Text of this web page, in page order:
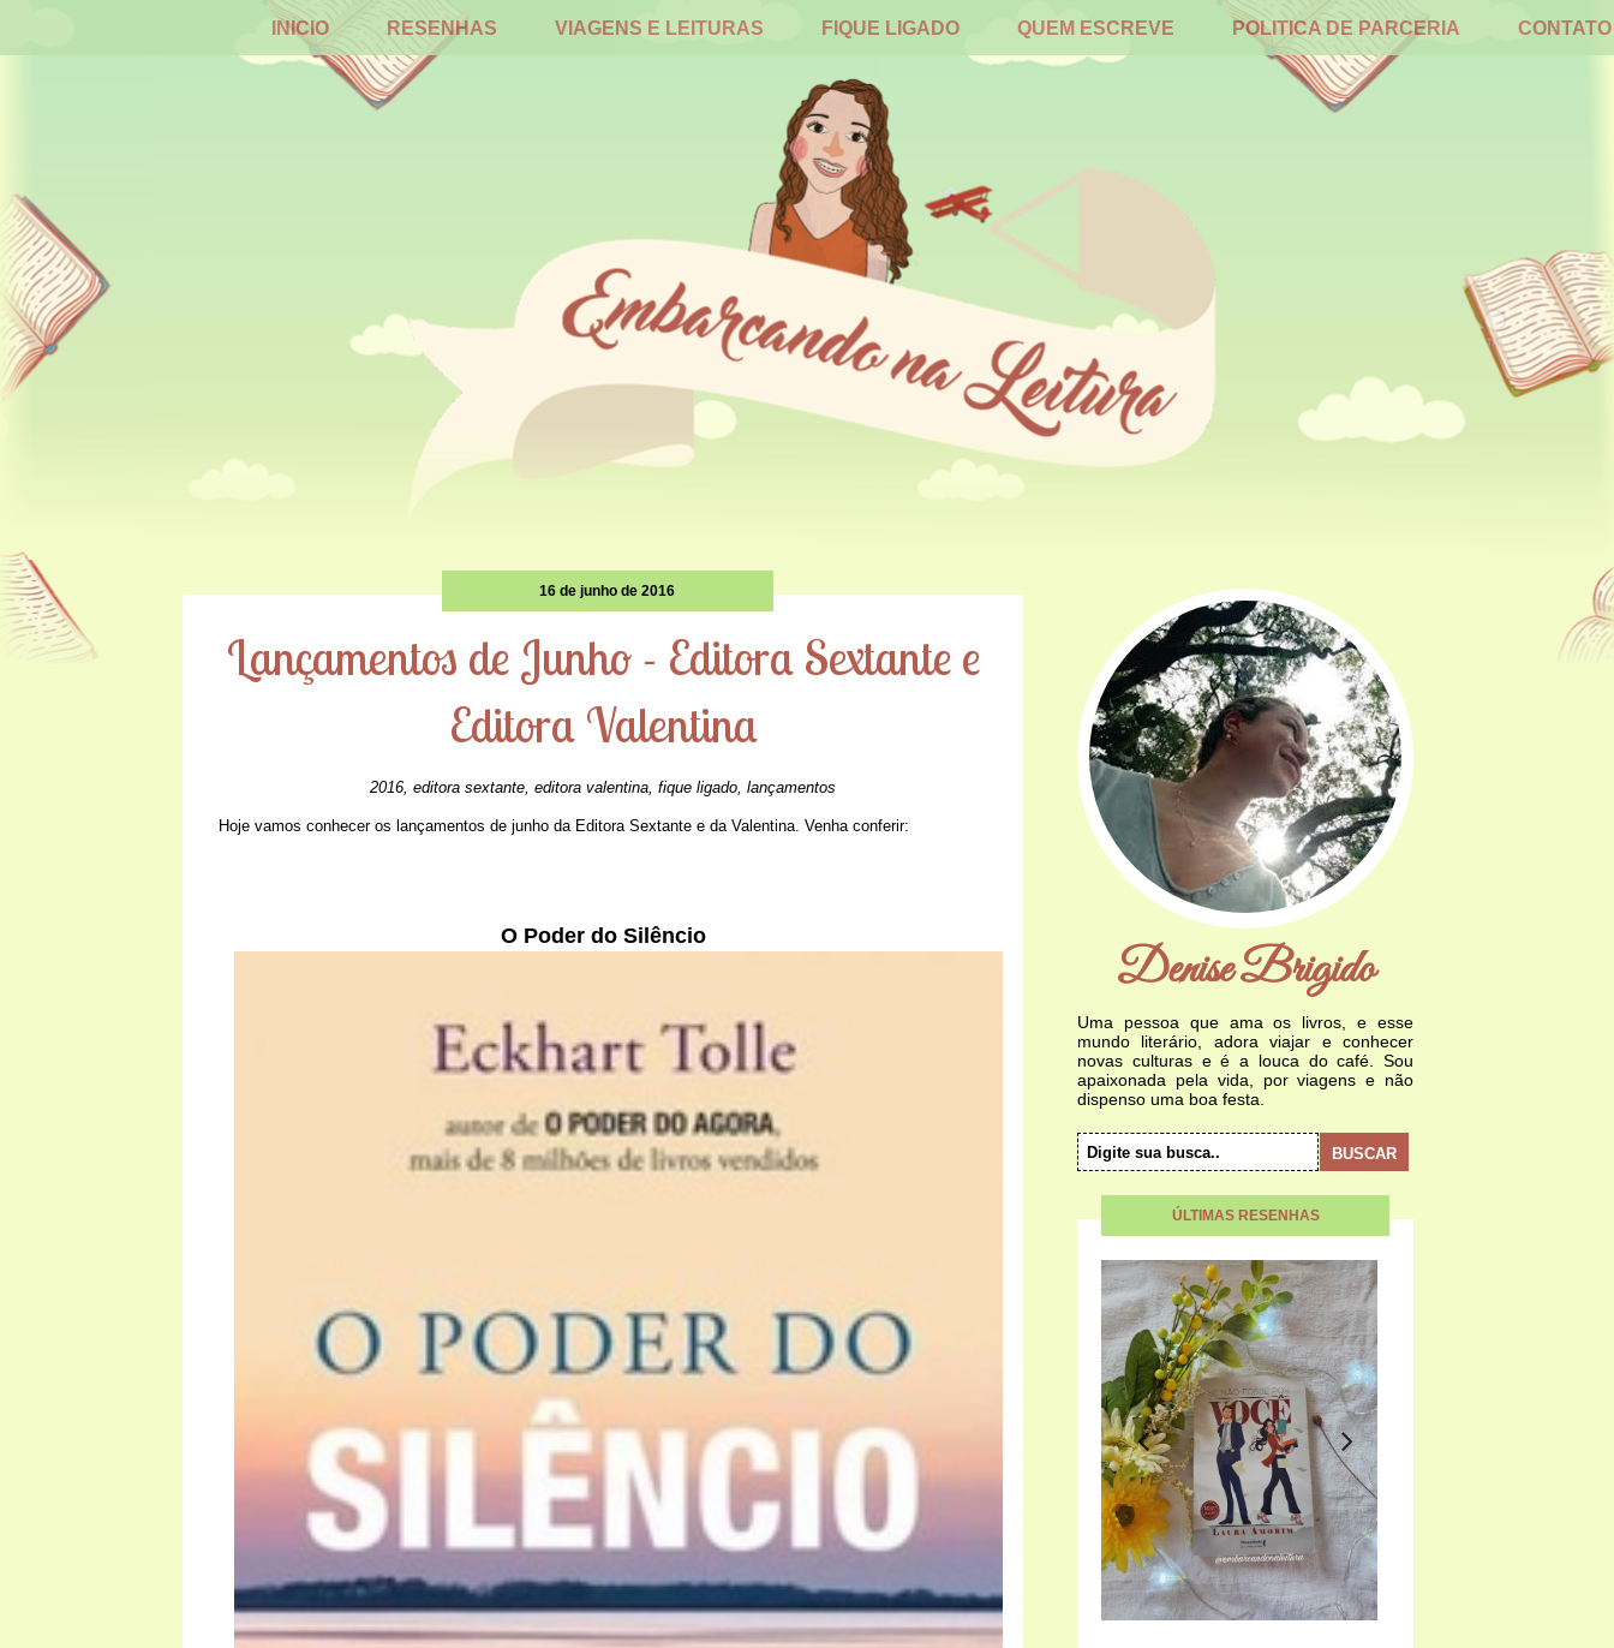
INICIO RESENHAS VIAGENS E LEITURAS FIQUE LIGADO QUEM ESCREVE POLITICA DE PARCERIA CONTATO
16 de junho de 2016
Lançamentos de Junho - Editora Sextante e
Editora Valentina
2016, editora sextante, editora valentina, fique ligado, lançamentos
Hoje vamos conhecer os lançamentos de junho da Editora Sextante e da Valentina. Venha conferir:
O Poder do Silêncio
Denise Brigido
Uma pessoa que ama os livros, e esse
mundo literário, adora viajar e conhecer
novas culturas e é a louca do café. Sou
apaixonada pela vida, por viagens e não
dispenso uma boa festa.
ÚLTIMAS RESENHAS